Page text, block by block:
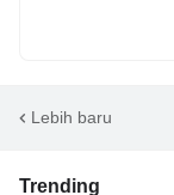
Lebih baru
Trending